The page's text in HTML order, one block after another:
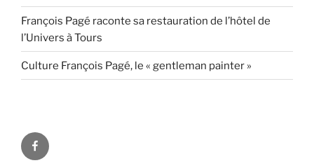
François Pagé raconte sa restauration de l’hôtel de
l’Univers à Tours
Culture François Pagé, le « gentleman painter »
FaceBook